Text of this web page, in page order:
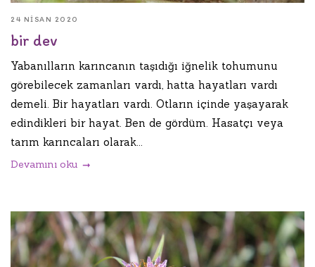
24 NISAN 2020
bir dev
Yabanılların karıncanın taşıdığı iğnelik tohumunu
görebilecek zamanları vardı, hatta hayatları vardı
demeli. Bir hayatları vardı. Otların içinde yaşayarak
edindikleri bir hayat. Ben de gördüm. Hasatçı veya
tarım karıncaları olarak...
Devamını oku